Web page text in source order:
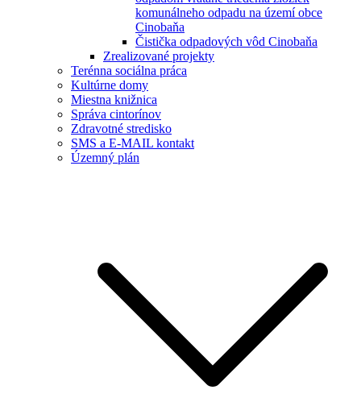
komunálneho odpadu na území obce
Cinobaňa
Čistička odpadových vôd Cinobaňa
Zrealizované projekty
Terénna sociálna práca
Kultúrne domy
Miestna knižnica
Správa cintorínov
Zdravotné stredisko
SMS a E-MAIL kontakt
Územný plán